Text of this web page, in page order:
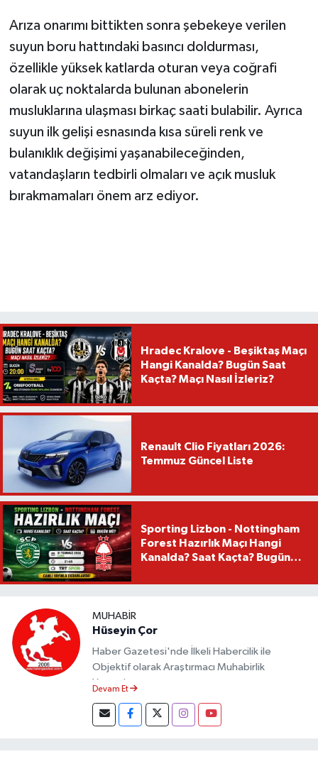
Arıza onarımı bittikten sonra şebekeye verilen
suyun boru hattındaki basıncı doldurması,
özellikle yüksek katlarda oturan veya coğrafi
olarak uç noktalarda bulunan abonelerin
musluklarına ulaşması birkaç saati bulabilir. Ayrıca
suyun ilk gelişi esnasında kısa süreli renk ve
bulanıklık değişimi yaşanabileceğinden,
vatandaşların tedbirli olmaları ve açık musluk
bırakmamaları önem arz ediyor.
Hradec Kralove - Beşiktaş Maçı
Hangi Kanalda? Bugün Saat
Kaçta? Maçı Nasıl İzleriz?
Renault Clio Fiyatları 2026:
Temmuz Güncel Liste
Sporting Lizbon - Nottingham
Forest Hazırlık Maçı Hangi
Kanalda? Saat Kaçta? Bugün
MUHABIR
Hüseyin Çor
Haber Gazetesi'nde İlkeli Habercilik ile
Objektif olarak Araştırmacı Muhabirlik
Yapmaktayım.
Devam Et